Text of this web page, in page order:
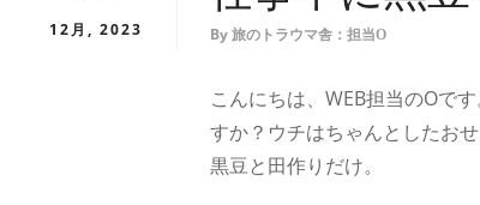
12月, 2023 By 旅のトラウマ舎：担当O
こんにちは、WEB担当のOで
すか？ウチはちゃんとしたお
黒豆と田作りだけ。